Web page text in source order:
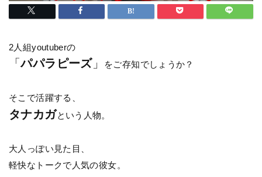
2人組youtuberの
「パパラピーズ」 をご存知でしょうか？
そこで活躍する、
タナカガという人物。
大人っぽい見た目、
軽快なトークで人気の彼女。